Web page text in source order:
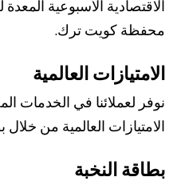
الاقتصادية الأسبوعية
محفظة كويت ترك.
الامتيازات العالمية
نوفر لعملائنا في الخدمات
الامتيازات العالمية من
بطاقة النخبة